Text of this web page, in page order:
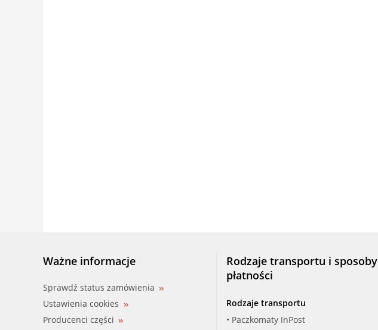
Ważne informacje
Sprawdź status zamówienia
Ustawienia cookies
Producenci części
Rodzaje transportu i sposoby
płatności
Rodzaje transportu
• Paczkomaty InPost